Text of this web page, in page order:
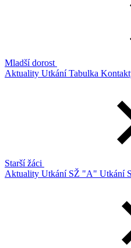
Mladší dorost
Aktuality UtkáníTabulka
Starší žáci
Aktuality Utkání SŽ "A" Utkání